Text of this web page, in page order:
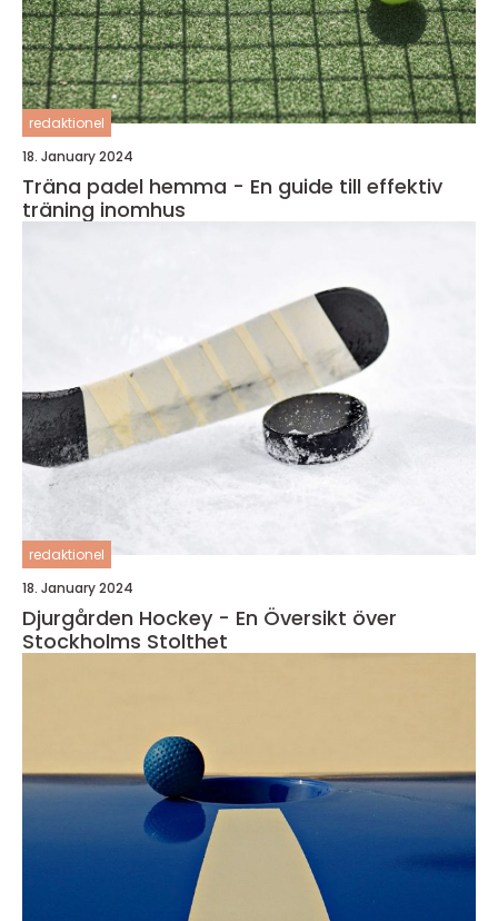
redaktionel
18. January 2024
Träna padel hemma - En guide till effektiv
träning inomhus
redaktionel
18. January 2024
Djurgården Hockey - En Översikt över
Stockholms Stolthet